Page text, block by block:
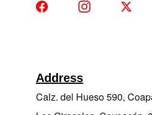
Address
Calz. del Hueso 590,